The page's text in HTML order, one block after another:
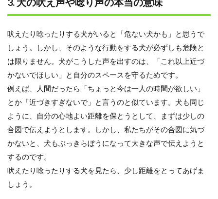
吠えたり唸ったりする犬がいると「危ない犬かも」と思うで
しょう。しかし、そのような行動をする犬が必ずしも危険と
は限りません。犬がこうした声を出すのは、「これ以上近づ
かないでほしい」と自分のスペースを守るためです。
例えば、人間だったら「ちょっと今は一人の時間が欲しい」
とか「近づきすぎないで」と言うのと似ています。犬も同じ
ように、自分の心地よい距離を保とうとして、まずは少しの
合図で伝えようとします。しかし、私たちがその合図に気づ
かないと、犬もぶっきらぼうになって大きな声で伝えようと
するのです。
吠えたり唸ったりする犬を見たら、少し距離をとってあげま
しょう。